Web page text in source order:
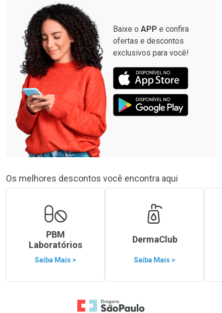
Baixe o APP e confira
ofertas e descontos
exclusivos para você!
Os melhores descontos você encontra aqui
PBM
Laboratórios
Saiba Mais >
DermaClub
Saiba Mais >
Ir para a Home